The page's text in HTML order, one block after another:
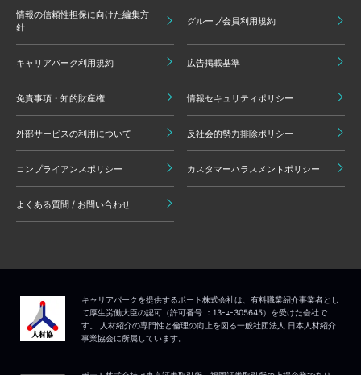
情報の信頼性担保に向けた編集方
針
グループ会員利用規約
キャリアパーク利用規約 広告掲載基準
免責事項・知的財産権 情報セキュリティポリシー
外部サービスの利用について 反社会的勢力排除ポリシー
コンプライアンスポリシー カスタマーハラスメントポリシー
よくある質問 / お問い合わせ